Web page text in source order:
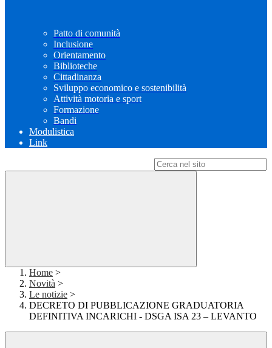
Patto di comunità
Inclusione
Orientamento
Biblioteche
Cittadinanza
Sviluppo economico e sostenibilità
Attività motoria e sport
Formazione
Bandi
Modulistica
Link
Home >
Novità >
Le notizie >
DECRETO DI PUBBLICAZIONE GRADUATORIA
DEFINITIVA INCARICHI - DSGA ISA 23 – LEVANTO